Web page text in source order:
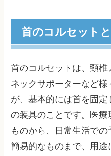
首のコルセット
首のコルセットは、頸椎
ネックサポーターなど
が、基本的には首を固
の装具のことです。医
ものから、日常生活で
簡易的なものまで、用